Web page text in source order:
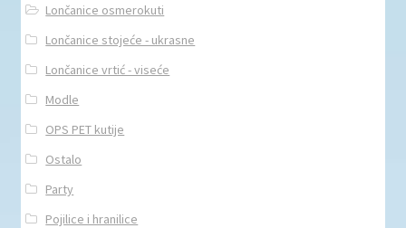
Lončanice osmerokuti
Lončanice stojeće - ukrasne
Lončanice vrtić - viseće
Modle
OPS PET kutije
Ostalo
Party
Pojilice i hranilice